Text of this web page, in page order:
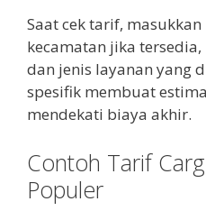
Saat cek tarif,
kecamatan jika
dan jenis layanan yang
spesifik membuat
mendekati biaya akhir.
Contoh Tarif
Populer